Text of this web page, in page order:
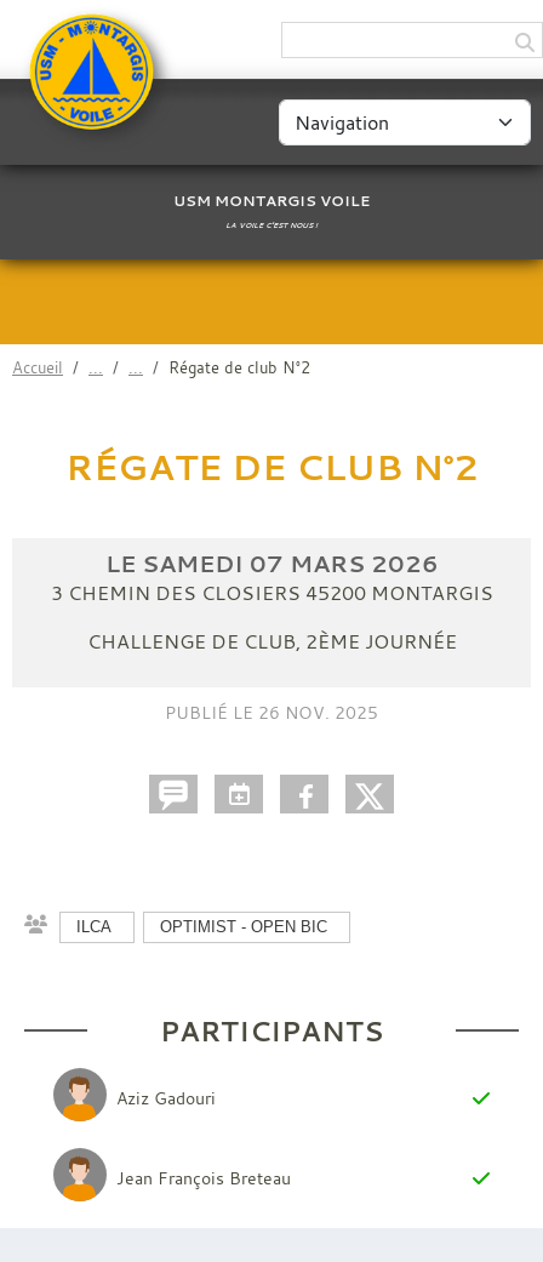
USM MONTARGIS VOILE
LA VOILE C'EST NOUS !
Accueil Régate de club N°2
RÉGATE DE CLUB N°2
LE SAMEDI 07 MARS 2026
3 CHEMIN DES CLOSIERS 45200 MONTARGIS
CHALLENGE DE CLUB, 2ÈME JOURNÉE
PUBLIÉ LE 26 NOV. 2025
ILCA OPTIMIST - OPEN BIC
PARTICIPANTS
Aziz Gadouri
Jean François Breteau
Panneau de gestion des cookies